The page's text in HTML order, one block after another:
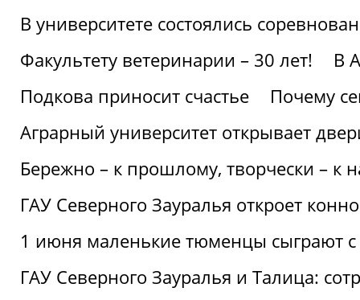
В университете состоялись
Факультету ветеринарии – 30 лет!
В
Подкова приносит счастье
Почему
Аграрный университет открывает
Бережно – к прошлому, творчески – к
ГАУ Северного Зауралья откроет
1 июня маленькие тюменцы сыграют с
ГАУ Северного Зауралья и Талица: